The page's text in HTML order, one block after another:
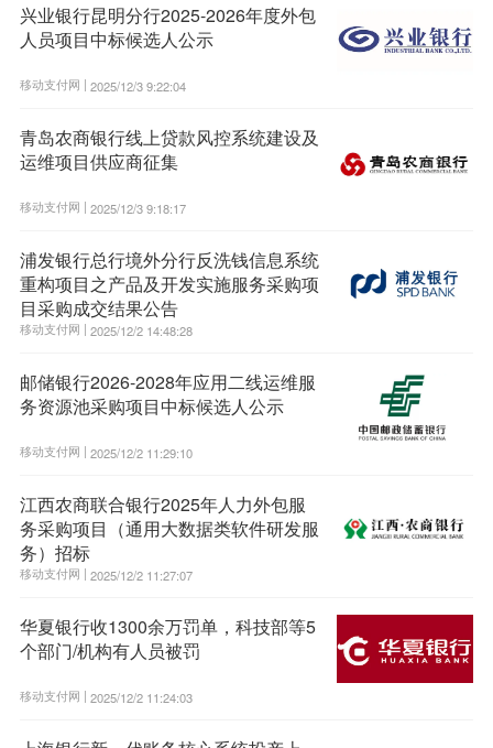
兴业银行昆明分行2025-2026年度外包
人员项目中标候选人公示
移动支付网 | 2025/12/3 9:22:04
青岛农商银行线上贷款风控系统建设及
运维项目供应商征集
移动支付网 | 2025/12/3 9:18:17
浦发银行总行境外分行反洗钱信息系统
重构项目之产品及开发实施服务采购项
目采购成交结果公告
移动支付网 | 2025/12/2 14:48:28
邮储银行2026-2028年应用二线运维服
务资源池采购项目中标候选人公示
移动支付网 | 2025/12/2 11:29:10
江西农商联合银行2025年人力外包服
务采购项目（通用大数据类软件研发服
务）招标
移动支付网 | 2025/12/2 11:27:07
华夏银行收1300余万罚单，科技部等5
个部门/机构有人员被罚
移动支付网 | 2025/12/2 11:24:03